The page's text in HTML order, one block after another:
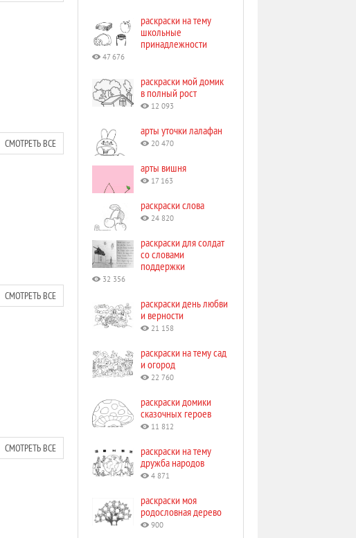
СМОТРЕТЬ ВСЕ
СМОТРЕТЬ ВСЕ
СМОТРЕТЬ ВСЕ
раскраски на тему
школьные
принадлежности
47 676
раскраски мой домик
в полный рост
12 093
арты уточки лалафан
20 470
арты вишня
17 163
раскраски слова
24 820
раскраски для солдат
со словами
поддержки
32 356
раскраски день любви
и верности
21 158
раскраски на тему сад
и огород
22 760
раскраски домики
сказочных героев
11 812
раскраски на тему
дружба народов
4 871
раскраски моя
родословная дерево
900